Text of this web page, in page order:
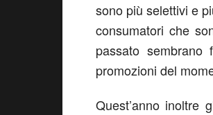
sono più selettivi e
consumatori che
passato sembrano
promozioni del
Quest’anno inoltre